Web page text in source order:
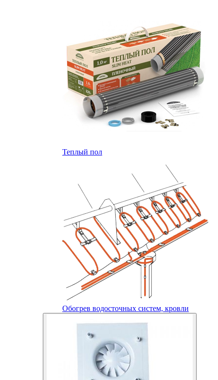
Теплый пол
Обогрев водосточных систем, кровли